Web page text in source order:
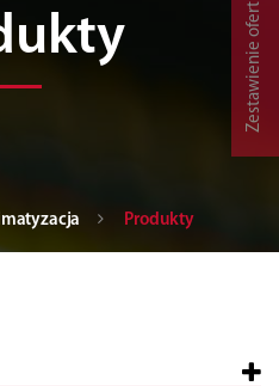
Produkty
Zestawienie ofert